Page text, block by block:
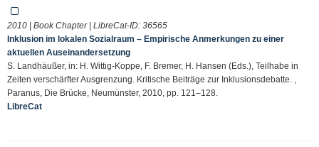
2010 | Book Chapter | LibreCat-ID: 36565
Inklusion im lokalen Sozialraum – Empirische Anmerkungen zu einer
aktuellen Auseinandersetzung
S. Landhäußer, in: H. Wittig-Koppe, F. Bremer, H. Hansen (Eds.), Teilhabe in
Zeiten verschärfter Ausgrenzung. Kritische Beiträge zur Inklusionsdebatte. ,
Paranus, Die Brücke, Neumünster, 2010, pp. 121–128.
LibreCat